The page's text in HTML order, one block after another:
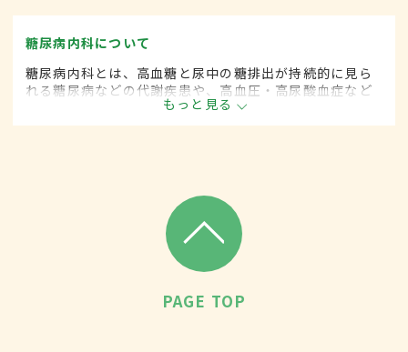
糖尿病内科について
糖尿病内科とは、高血糖と尿中の糖排出が持続的に見ら
れる糖尿病などの代謝疾患や、高血圧・高尿酸血症など
生活習慣病を専門的に取り扱う内科の一領域です。
もっと見る
PAGE TOP